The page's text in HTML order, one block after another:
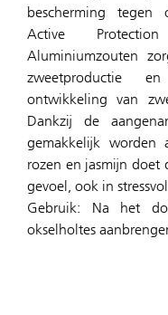
bescherming tegen
Active
Aluminiumzouten
zweetproductie
ontwikkeling van
Dankzij de
gemakkelijk worden
rozen en jasmijn doet
gevoel, ook in
Gebruik: Na het
okselholtes